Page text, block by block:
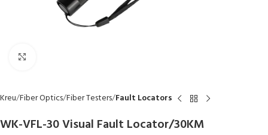
Kreu Fiber Optics Fiber Testers Fault Locators
WK-VFL-30 Visual Fault Locator/30KM